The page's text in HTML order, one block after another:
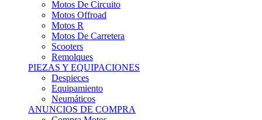
Motos R
Motos De Carretera
Scooters
Remolques
PIEZAS Y EQUIPACIONES
Despieces
Equipamiento
Neumáticos
ANUNCIOS DE COMPRA
Compra Motos
Compra Piezas